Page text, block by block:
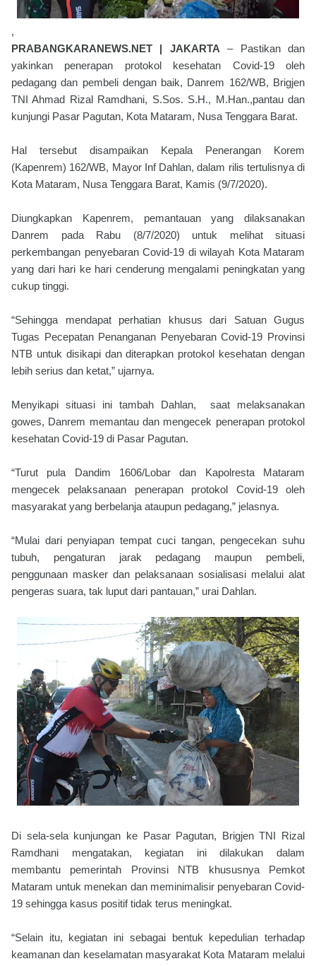
,
PRABANGKARANEWS.NET | JAKARTA – Pastikan dan
yakinkan penerapan protokol kesehatan Covid-19 oleh
pedagang dan pembeli dengan baik, Danrem 162/WB, Brigjen
TNI Ahmad Rizal Ramdhani, S.Sos. S.H., M.Han.,pantau dan
kunjungi Pasar Pagutan, Kota Mataram, Nusa Tenggara Barat.
Hal tersebut disampaikan Kepala Penerangan Korem
(Kapenrem) 162/WB, Mayor Inf Dahlan, dalam rilis tertulisnya di
Kota Mataram, Nusa Tenggara Barat, Kamis (9/7/2020).
Diungkapkan Kapenrem, pemantauan yang dilaksanakan
Danrem pada Rabu (8/7/2020) untuk melihat situasi
perkembangan penyebaran Covid-19 di wilayah Kota Mataram
yang dari hari ke hari cenderung mengalami peningkatan yang
cukup tinggi.
“Sehingga mendapat perhatian khusus dari Satuan Gugus
Tugas Pecepatan Penanganan Penyebaran Covid-19 Provinsi
NTB untuk disikapi dan diterapkan protokol kesehatan dengan
lebih serius dan ketat,” ujarnya.
Menyikapi situasi ini tambah Dahlan, saat melaksanakan
gowes, Danrem memantau dan mengecek penerapan protokol
kesehatan Covid-19 di Pasar Pagutan.
“Turut pula Dandim 1606/Lobar dan Kapolresta Mataram
mengecek pelaksanaan penerapan protokol Covid-19 oleh
masyarakat yang berbelanja ataupun pedagang,” jelasnya.
“Mulai dari penyiapan tempat cuci tangan, pengecekan suhu
tubuh, pengaturan jarak pedagang maupun pembeli,
penggunaan masker dan pelaksanaan sosialisasi melalui alat
pengeras suara, tak luput dari pantauan,” urai Dahlan.
Di sela-sela kunjungan ke Pasar Pagutan, Brigjen TNI Rizal
Ramdhani mengatakan, kegiatan ini dilakukan dalam
membantu pemerintah Provinsi NTB khususnya Pemkot
Mataram untuk menekan dan meminimalisir penyebaran Covid-
19 sehingga kasus positif tidak terus meningkat.
“Selain itu, kegiatan ini sebagai bentuk kepedulian terhadap
keamanan dan keselamatan masyarakat Kota Mataram melalui